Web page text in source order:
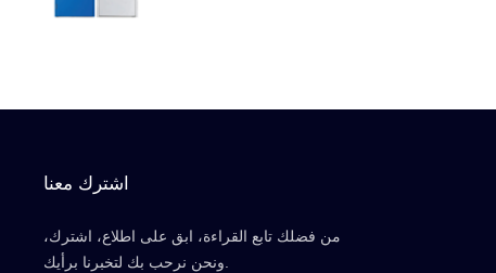
اشترك معنا
من فضلك تابع القراءة، ابق على اطلاع، اشترك،
ونحن نرحب بك لتخبرنا برأيك.